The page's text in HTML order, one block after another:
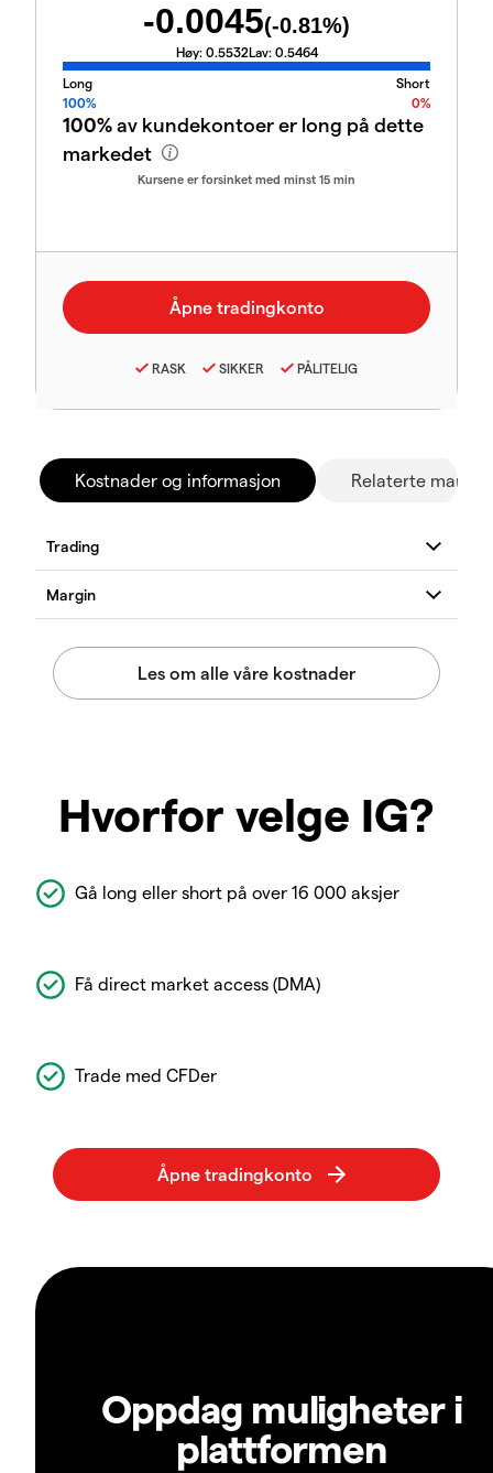
-0.0045(-0.81%)
Høy: 0.5532Lav: 0.5464
Long
Short
100%
0%
100%av kundekontoer er long på dette
markedet
Kursene er forsinket med minst 15 min
RASK SIKKER PÅLITELIG
Kostnader og informasjon Relaterte
Hvorfor velge IG?
Gå long eller short på over 16 000 aksjer
Få direct market access (DMA)
Trade med CFDer
Oppdag muligheter i
plattformen